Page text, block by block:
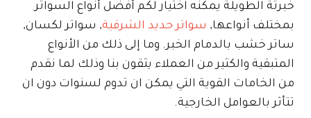
خبرتة الطويلة يمكنه اختيار لكم أفضل أنواع السواتر
بمختلف أنواعها, سواتر حديد الشرقية, سواتر لكسان,
ساتر خشب بالدمام الخبر. وما إلى ذلك من الأنواع
المتبقية والكثير من العملاء يثقون بنا وذلك لما نقدم
من الخامات القوية التي يمكن ان تدوم لسنوات دون ان
تتأثر بالعوامل الخارجية.